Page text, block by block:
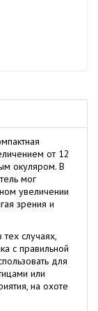
от 12
окуляром. В
мог
увеличении
зрения и
случаях,
с правильной
для
или
на охоте